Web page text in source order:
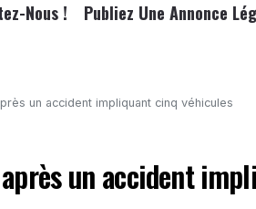
Nous ! Publiez Une Annonce
un accident impliquant cinq véhicules
un accident